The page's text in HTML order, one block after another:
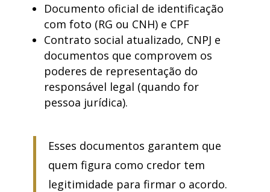
Documento oficial de identificação
com foto (RG ou CNH) e CPF
Contrato social atualizado, CNPJ e
documentos que comprovem os
poderes de representação do
responsável legal (quando for
pessoa jurídica).
Esses documentos garantem que
quem figura como credor tem
legitimidade para firmar o acordo.